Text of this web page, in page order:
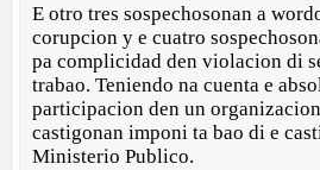
E otro tres sospechosonan a
corupcion y e cuatro
pa complicidad den violacion di
trabao. Teniendo na cuenta e
participacion den un
castigonan imponi ta bao di e
Ministerio Publico.